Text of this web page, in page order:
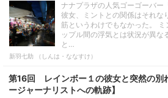
ナナプラザの人気ゴーゴーバー
彼女、ミントとの関係はそれな
筋というわけでもなかった。
ップル間の浮気とは状況が異な
と…
新羽七助 （しんは・ななすけ）
第16回 レインボー１の彼女と突然の別
ージャーナリストへの軌跡】